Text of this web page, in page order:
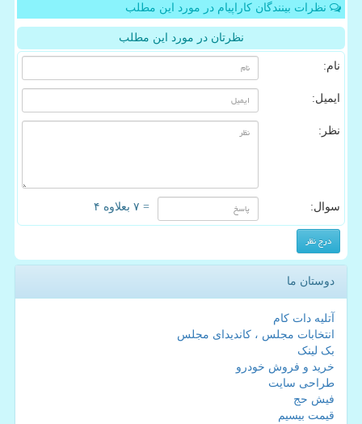
نظرات بینندگان کاراپیام در مورد این مطلب
نظرتان در مورد این مطلب
نام:
ایمیل:
نظر:
سوال: = ۷ بعلاوه ۴
دوستان ما
آتلیه دات کام
انتخابات مجلس ، کاندیدای مجلس
بک لینک
خرید و فروش خودرو
طراحی سایت
فیش حج
قیمت بیسیم